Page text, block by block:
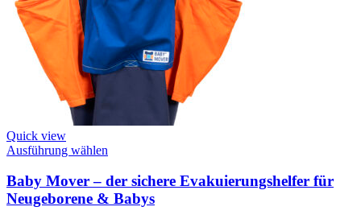
Quick view
Ausführung wählen
has
multiple
variants.
Baby Mover – der sichere Evakuierungshelfer für
Neugeborene & Babys